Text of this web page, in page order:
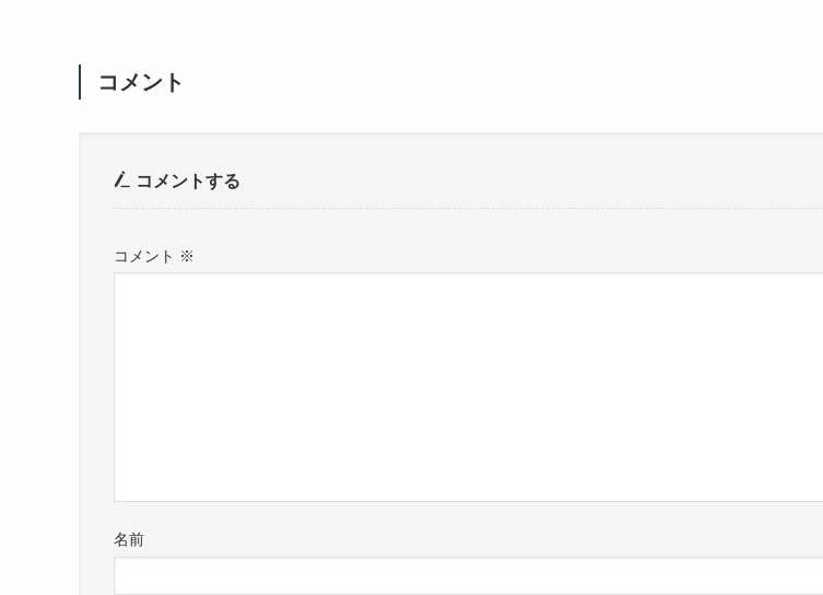
コメント
コメントする
コメント ※
名前